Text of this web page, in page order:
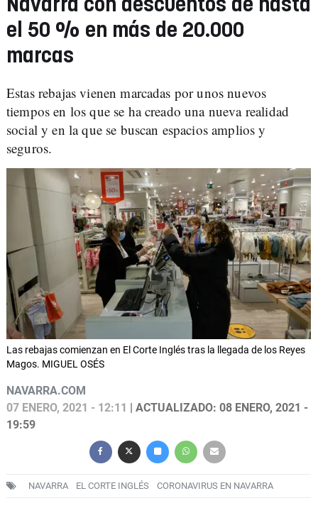
Navarra con descuentos de hasta
el 50 % en más de 20.000
marcas
Estas rebajas vienen marcadas por unos nuevos
tiempos en los que se ha creado una nueva realidad
social y en la que se buscan espacios amplios y
seguros.
Las rebajas comienzan en El Corte Inglés tras la llegada de los Reyes
Magos. MIGUEL OSÉS
NAVARRA.COM
07 ENERO, 2021 - 12:11
| ACTUALIZADO: 08 ENERO, 2021 -
19:59
NAVARRA EL CORTE INGLÉS CORONAVIRUS EN NAVARRA